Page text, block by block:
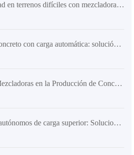
¿Problemas de estabilidad en terrenos difíciles con mezcladoras de hormigón? Tecnología anti-deslizamiento con neumáticos industriales y chasis articulado
Camión mezclador de concreto con carga automática: solución ideal para obras rurales y urbanas
Control Inteligente de Mezcladoras en la Producción de Concreto: Análisis Práctico de Retroalimentación de Velocidad y Uniformidad de Mezcla
Camiones mezcladores autónomos de carga superior: Soluciones eficientes para la construcción en Asia y Oceanía